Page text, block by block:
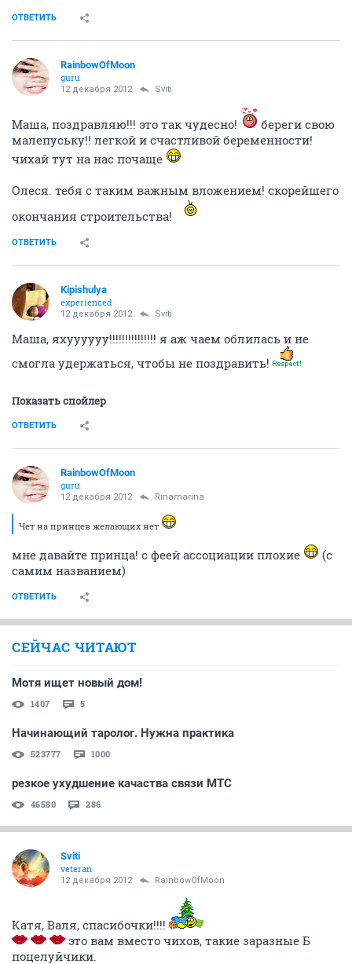
ОТВЕТИТЬ
RainbowOfMoon
guru
12 декабря 2012 Sviti
Маша, поздравляю!!! это так чудесно!
береги свою
малепуську!! легкой и счастливой беременности!
чихай тут на нас почаще
Олеся. тебя с таким важным вложением! скорейшего
окончания строительства!
ОТВЕТИТЬ
Kipishulyа
experienced
12 декабря 2012 Sviti
Маша, яхуууууу!!!!!!!!!!!!!!! я аж чаем облилась и не
смогла удержаться, чтобы не поздравить!
Показать спойлер
ОТВЕТИТЬ
RainbowOfMoon
guru
12 декабря 2012 Rinamarina
Чет на принцев желающих нет
мне давайте принца! с феей ассоциации плохие
(с
самим названием)
ОТВЕТИТЬ
СЕЙЧАС ЧИТАЮТ
Мотя ищет новый дом!
1407 5
Начинающий таролог. Нужна практика
523777 1000
резкое ухудшение качаства связи МТС
46580 286
Sviti
veteran
12 декабря 2012 RainbowOfMoon
Катя, Валя, спасибочки!!!!
это вам вместо чихов, такие заразные Б
поцелуйчики.